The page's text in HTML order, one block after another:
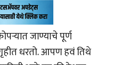
जाण्याचे पूर्ण
धरतो. आपण हवं तिथे